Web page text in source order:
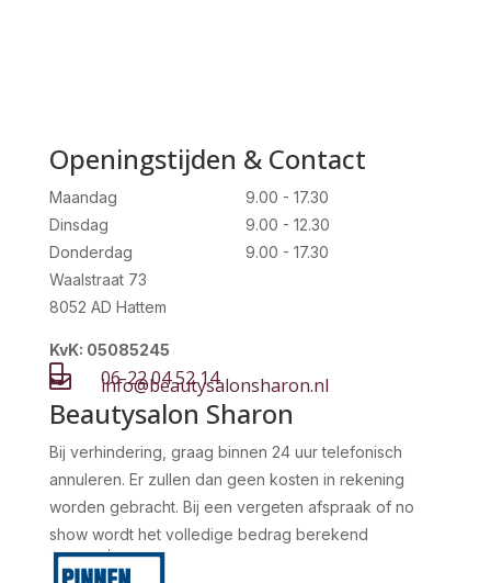
Openingstijden & Contact
Maandag
Dinsdag
Donderdag
9.00 - 17.30
9.00 - 12.30
9.00 - 17.30
Waalstraat 73
8052 AD Hattem
KvK: 05085245
 06-22 04 52 14
 info@beautysalonsharon.nl
Beautysalon Sharon
Bij verhindering, graag binnen 24 uur telefonisch
annuleren. Er zullen dan geen kosten in rekening
worden gebracht. Bij een vergeten afspraak of no
show wordt het volledige bedrag berekend